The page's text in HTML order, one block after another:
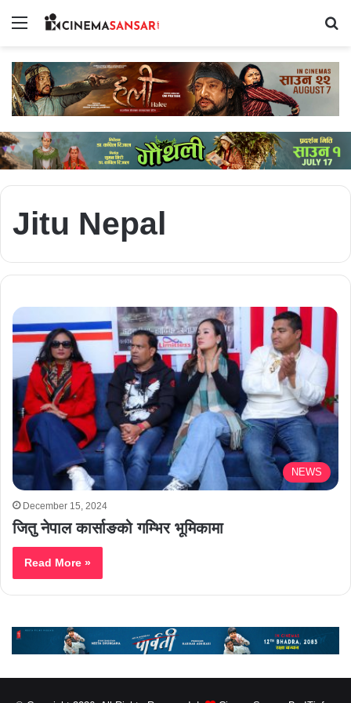
Menu
Jitu Nepal
NEWS
December 15, 2024
जितु नेपाल कार्साङको गम्भिर भूमिकामा
Read More »